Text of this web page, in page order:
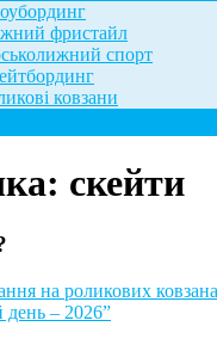
фристайл
спорт
ковзани
скейти